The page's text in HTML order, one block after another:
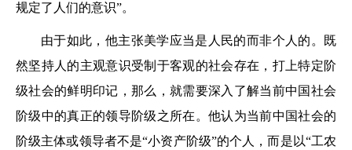
规定了人们的意识”。
由于如此，他主张美学应当是人民的而非个人的。既
然坚持人的主观意识受制于客观的社会存在，打上特定阶
级社会的鲜明印记，那么，就需要深入了解当前中国社会
阶级中的真正的领导阶级之所在。他认为当前中国社会的
阶级主体或领导者不是“小资产阶级”的个人，而是以“工农